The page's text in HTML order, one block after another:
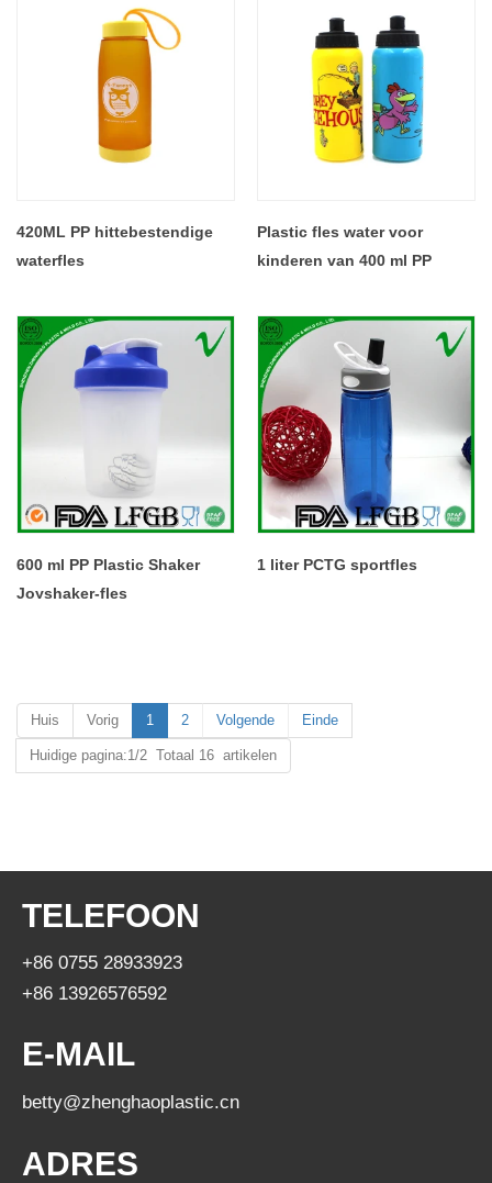
420ML PP hittebestendige
waterfles
Plastic fles water voor
kinderen van 400 ml PP
600 ml PP Plastic Shaker
Joyshaker-fles
1 liter PCTG sportfles
Huis Vorig 1 2 Volgende Einde
Huidige pagina:1/2 Totaal 16 artikelen
TELEFOON
+86 0755 28933923
+86 13926576592
E-MAIL
betty@zhenghaoplastic.cn
ADRES